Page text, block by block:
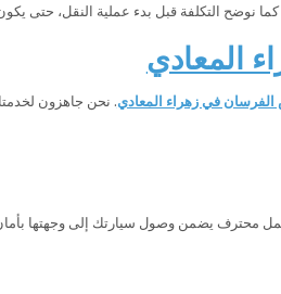
نوضح التكلفة قبل بدء عملية النقل، حتى
المعادي
في زهراء المعادي
محترف يضمن وصول سيارتك إلى وجهتها